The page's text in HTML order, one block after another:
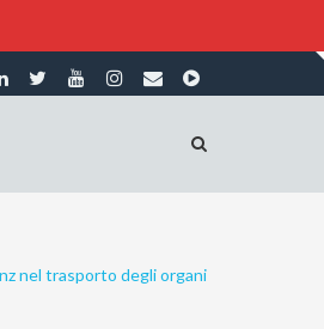
nel trasporto degli organi